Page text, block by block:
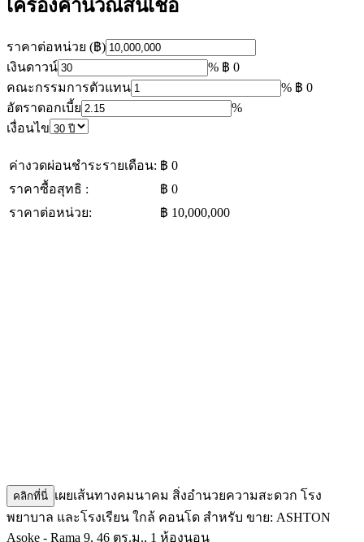
เครื่องคำนวณสินเชื่อ
ราคาต่อหน่วย (฿)
เงินดาวน์
% ฿ 0
คณะกรรมการตัวแทน
% ฿ 0
อัตราดอกเบี้ย
%
เงื่อนไข
ค่างวดผ่อนชำระรายเดือน: ฿ 0
ราคาซื้อสุทธิ :
฿ 0
ราคาต่อหน่วย:
฿ 10,000,000
คลิกที่นี่ เผยเส้นทางคมนาคม สิ่งอำนวยความสะดวก โรง
พยาบาล และโรงเรียน ใกล้ คอนโด สำหรับ ขาย: ASHTON
Asoke - Rama 9, 46 ตร.ม., 1 ห้องนอน